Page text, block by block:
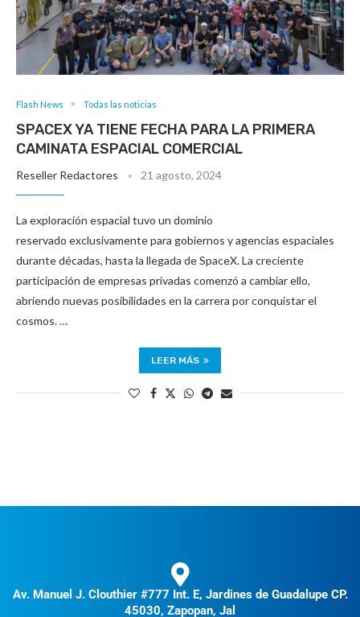
Flash News Todas las noticias
SPACEX YA TIENE FECHA PARA LA PRIMERA
CAMINATA ESPACIAL COMERCIAL
Reseller Redactores 21 agosto, 2024
La exploración espacial tuvo un dominio
reservado exclusivamente para gobiernos y agencias espaciales
durante décadas, hasta la llegada de SpaceX. La creciente
participación de empresas privadas comenzó a cambiar ello,
abriendo nuevas posibilidades en la carrera por conquistar el
cosmos. …
LEER MÁS
Av. Manuel J. Clouthier #777 Int. E, Jardines de Guadalupe CP.
45030, Zapopan, Jal